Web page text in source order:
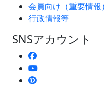
会員向け（重要情報）
行政情報等
SNSアカウント